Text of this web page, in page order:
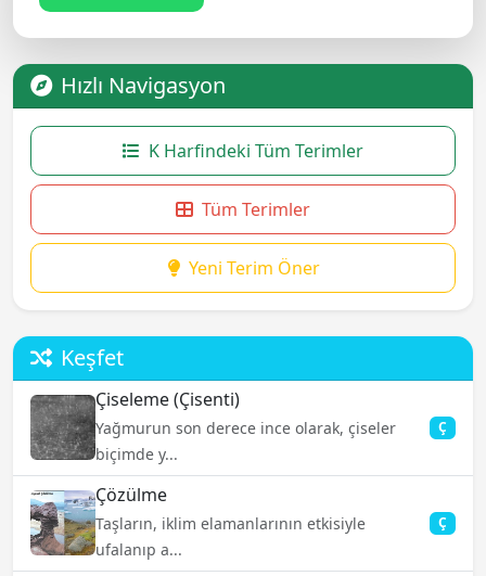
Hızlı Navigasyon
K Harfindeki Tüm Terimler
Tüm Terimler
Yeni Terim Öner
Keşfet
Çiseleme (Çisenti)
Yağmurun son derece ince olarak, çiseler
biçimde y...
Ç
Çözülme
Taşların, iklim elamanlarının etkisiyle
ufalanıp a...
Ç